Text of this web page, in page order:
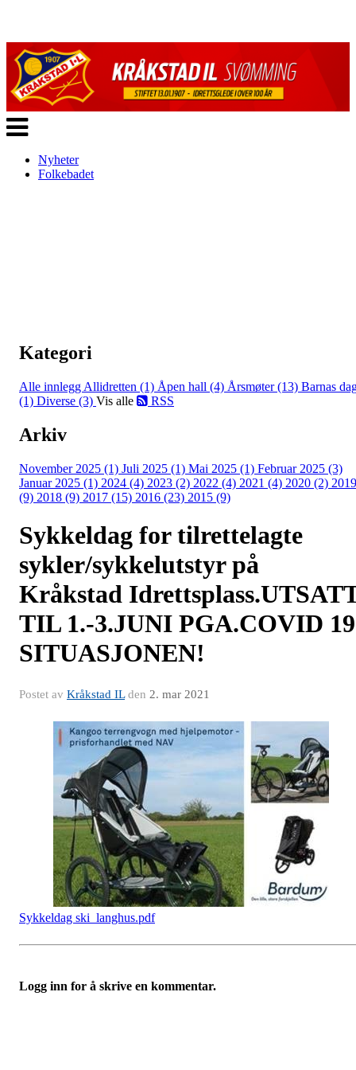
Veksle
navigasjon
Nyheter
Folkebadet
Kategori
Alle innlegg Allidretten (1) Åpen hall (4) Årsmøter (13) Barnas
(1) Diverse (3) Vis alle RSS
Arkiv
November 2025 (1) Juli 2025 (1) Mai 2025 (1) Februar 2025 (3)
Januar 2025 (1) 2024 (4) 2023 (2) 2022 (4) 2021 (4) 2020 (2) 2019
(9) 2018 (9) 2017 (15) 2016 (23) 2015 (9)
Sykkeldag for tilrettelagte
sykler/sykkelutstyr på
Kråkstad
TIL 1.-3.JUNI PGA.COVID 19
SITUASJONEN!
Postet av Kråkstad ILden 2. mar 2021
Sykkeldag ski_langhus.pdf
Logg inn for å skrive en kommentar.